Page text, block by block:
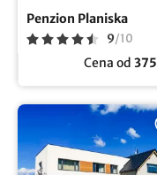
Penzion Planiska
9/10
Cena od